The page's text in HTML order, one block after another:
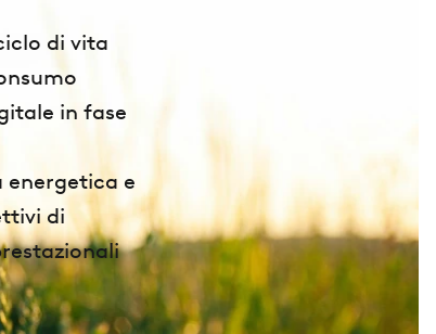
di vita
in fase
energetica e
di